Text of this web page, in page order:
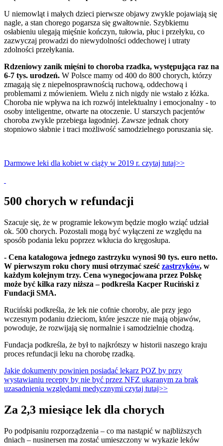
U niemowląt i małych dzieci pierwsze objawy zwykle pojawiają się
nagle, a stan chorego pogarsza się gwałtownie. Szybkiemu
osłabieniu ulegają mięśnie kończyn, tułowia, płuc i przełyku, co
zazwyczaj prowadzi do niewydolności oddechowej i utraty
zdolności przełykania.
Rdzeniowy zanik mięśni to choroba rzadka, występująca raz na
6-7 tys. urodzeń. W Polsce mamy od 400 do 800 chorych, którzy
zmagają się z niepełnosprawnością ruchową, oddechową i
problemami z mówieniem. Wielu z nich nigdy nie wstało z łóżka.
Choroba nie wpływa na ich rozwój intelektualny i emocjonalny - to
osoby inteligentne, otwarte na otoczenie. U starszych pacjentów
choroba zwykle przebiega łagodniej. Zawsze jednak chory
stopniowo słabnie i traci możliwość samodzielnego poruszania się.
Darmowe leki dla kobiet w ciąży w 2019 r. czytaj tutaj>>
500 chorych w refundacji
Szacuje się, że w programie lekowym będzie mogło wziąć udział
ok. 500 chorych. Pozostali mogą być wyłączeni ze względu na
sposób podania leku poprzez wkłucia do kręgosłupa.
- Cena katalogowa jednego zastrzyku wynosi 90 tys. euro netto.
W pierwszym roku chory musi otrzymać sześć zastrzyków, w
każdym kolejnym trzy. Cena wynegocjowana przez Polskę
może być kilka razy niższa – podkreśla Kacper Ruciński z
Fundacji SMA.
Ruciński podkreśla, że lek nie cofnie choroby, ale przy jego
wczesnym podaniu dzieciom, które jeszcze nie mają objawów,
powoduje, że rozwijają się normalnie i samodzielnie chodzą.
Fundacja podkreśla, że był to najkrótszy w historii naszego kraju
proces refundacji leku na chorobę rzadką.
Jakie dokumenty powinien posiadać lekarz POZ by przy
wystawianiu recepty by nie być przez NFZ ukaranym za brak
uzasadnienia względami medycznymi czytaj tutaj>>
Za 2,3 miesiące lek dla chorych
Po podpisaniu rozporządzenia – co ma nastąpić w najbliższych
dniach – nusinersen ma zostać umieszczony w wykazie leków